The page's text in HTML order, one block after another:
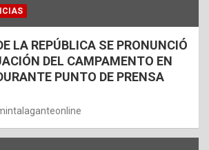
LA REPÚBLICA SE PRONUNCIÓ
DEL CAMPAMENTO EN
PUNTO DE PRENSA